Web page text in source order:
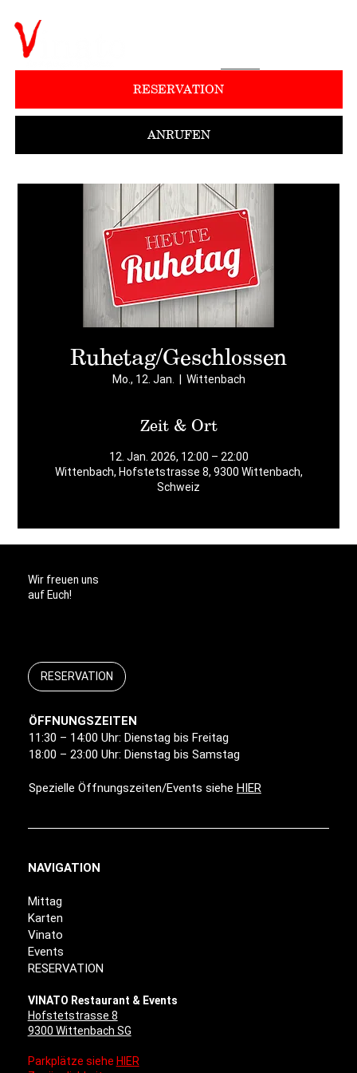
ANRUFEN
RESERVATION
Ruhetag/Geschlossen
Mo., 12. Jan. Wittenbach
Zeit & Ort
12. Jan. 2026, 12:00 – 22:00
Wittenbach, Hofstetstrasse 8, 9300 Wittenbach,
Schweiz
Wir freuen uns
auf Euch!
RESERVATION
ÖFFNUNGSZEITEN
11:30 – 14:00 Uhr: Dienstag bis Freitag
18:00 – 23:00 Uhr: Dienstag bis Samstag
Spezielle Öffnungszeiten/Events siehe HIER
VINATO Restaurant & Events
Hofstetstrasse 8
9300 Wittenbach SG
Parkplätze siehe HIER
NAVIGATION
Mittag
Karten
Vinato
Events
RESERVATION